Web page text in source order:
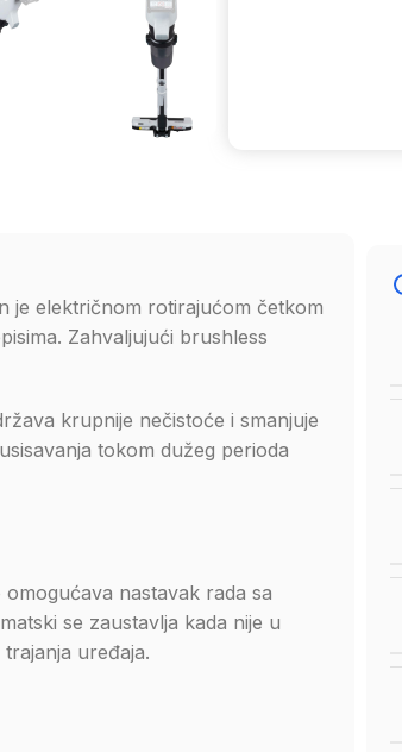
je električnom rotirajućom četkom
Zahvaljujući brushless
krupnije nečistoće i smanjuje
tokom dužeg perioda
nastavak rada sa
se zaustavlja kada nije u
uređaja.